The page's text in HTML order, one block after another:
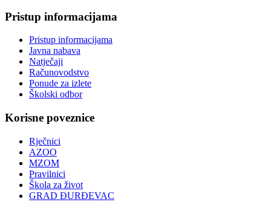
Pristup informacijama
Pristup informacijama
Javna nabava
Natječaji
Računovodstvo
Ponude za izlete
Školski odbor
Korisne poveznice
Rječnici
AZOO
MZOM
Pravilnici
Škola za život
GRAD ĐURĐEVAC